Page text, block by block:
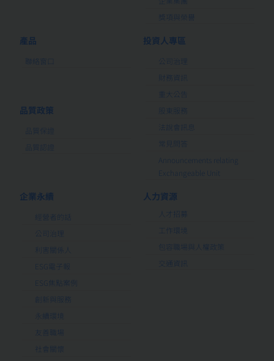
獎項與榮譽
產品
聯絡窗口
品質政策
品質保證
品質認證
投資人專區
公司治理
財務資訊
重大公告
股東服務
法說會訊息
常見問答
Announcements relating
Exchangeable Unit
企業永續
經營者的話
公司治理
利害關係人
ESG電子報
ESG焦點案例
創新與服務
永續環境
友善職場
社會關懷
人力資源
人才招募
工作環境
包容職場與人權政策
交通資訊